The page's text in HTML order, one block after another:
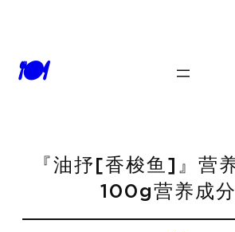
🍽
『油抒[香梭鱼]』营
100g营养成